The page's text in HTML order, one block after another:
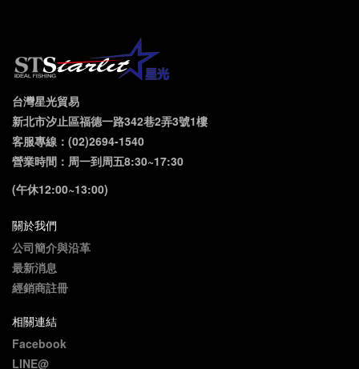
台灣星光貿易
新北市汐止區福德一路342巷2弄3號1樓
客服專線：(02)2694-1540
營業時間：周一到周五8:30~17:30
(午休12:00~13:00)
關於我們
公司簡介與沿革
最新消息
經銷商註冊
相關連結
Facebook
LINE@